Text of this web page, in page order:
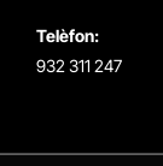
Telèfon:
932 311 247